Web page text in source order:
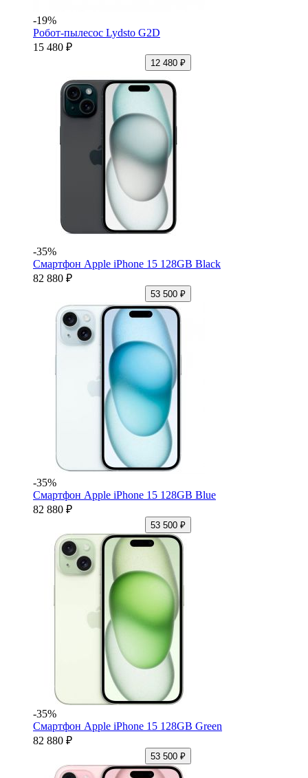
-19%
Робот-пылесос Lydsto G2D
15 480 ₽
12 480 ₽
-35%
Смартфон Apple iPhone 15 128GB Black
82 880 ₽
53 500 ₽
-35%
Смартфон Apple iPhone 15 128GB Blue
82 880 ₽
53 500 ₽
-35%
Смартфон Apple iPhone 15 128GB Green
82 880 ₽
53 500 ₽